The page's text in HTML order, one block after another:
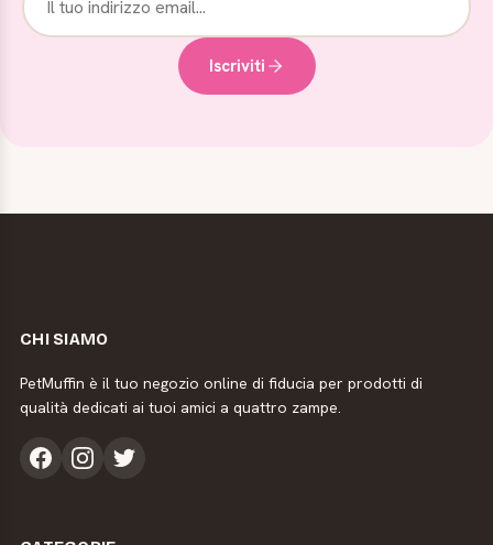
Iscriviti
CHI SIAMO
PetMuffin è il tuo negozio online di fiducia per prodotti di
qualità dedicati ai tuoi amici a quattro zampe.